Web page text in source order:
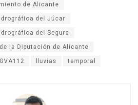
de Alicante
del Júcar
del Segura
la Diputación de Alicante
GVA112 lluvias temporal